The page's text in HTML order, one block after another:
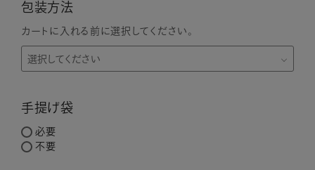
包装方法
カートに入れる前に選択してください。
手提げ袋
必要
不要